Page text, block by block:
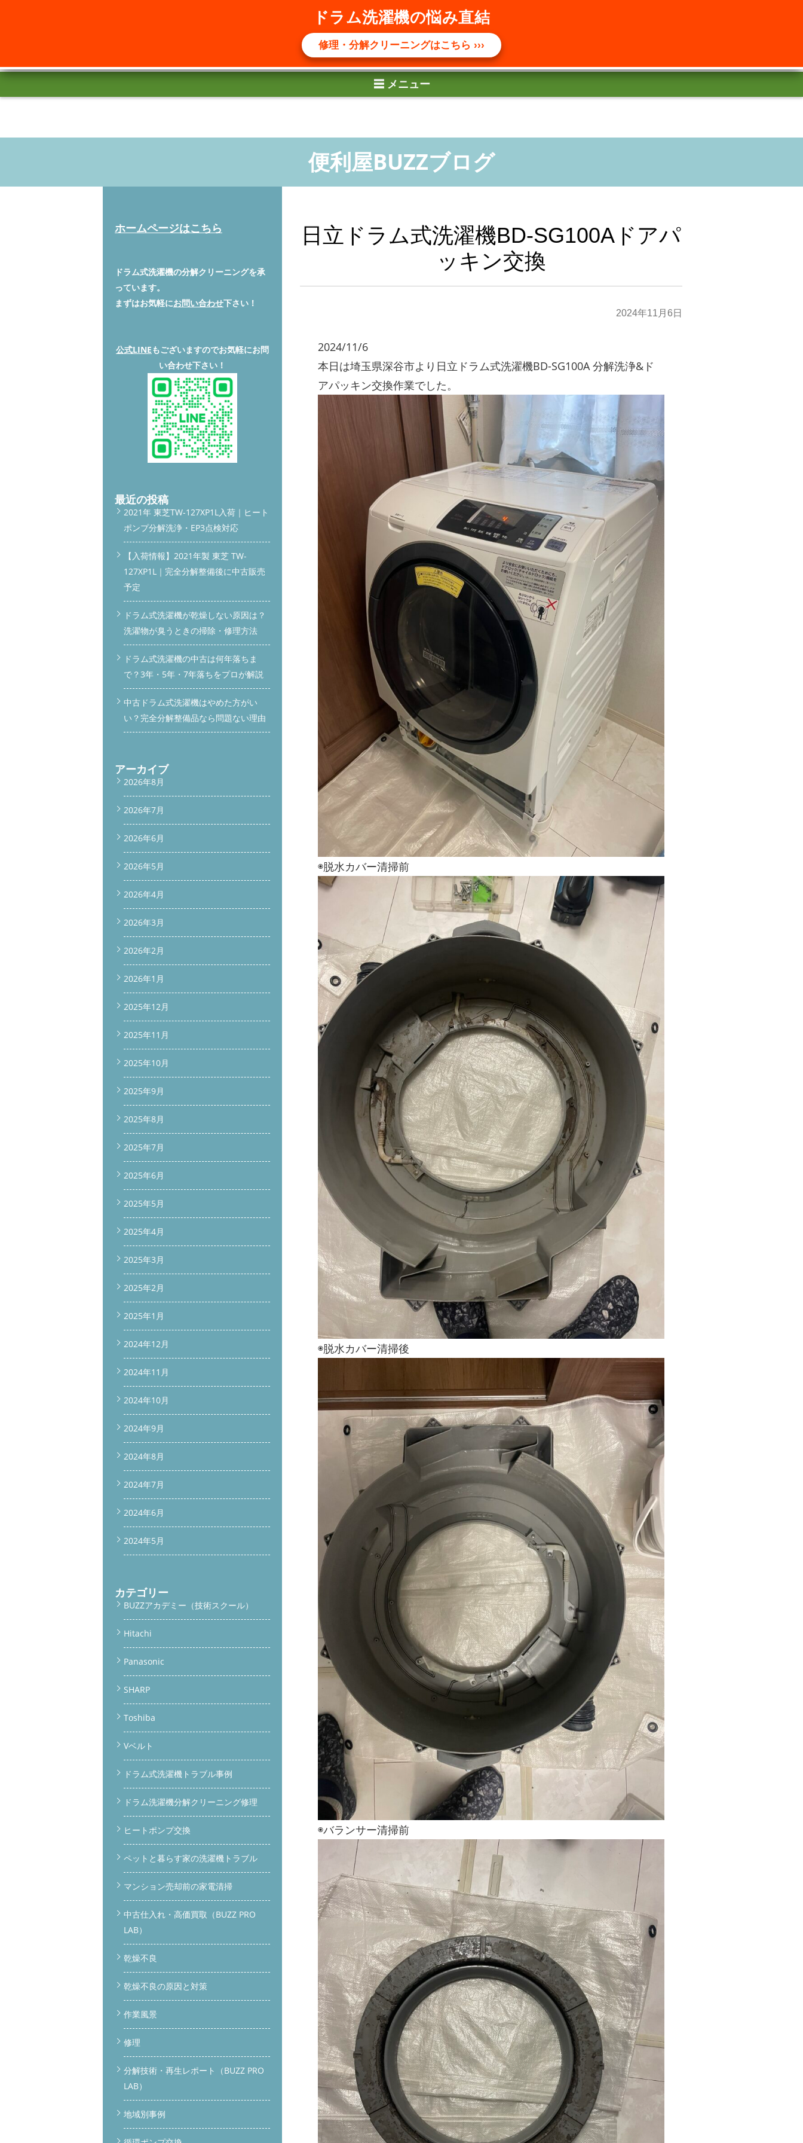
☰ メニュー
ドラム洗濯機の悩み直結
修理・分解クリーニングはこちら ›››
日立ドラム式洗濯機BD-SG100Aドアパ
ッキン交換
2024年11月6日
2024/11/6
本日は埼玉県深谷市より日立ドラム式洗濯機BD-SG100A 分解洗浄&ド
アパッキン交換作業でした。
◉脱水カバー清掃前
◉脱水カバー清掃後
◉バランサー清掃前
ホームページはこちら
ドラム式洗濯機の分解クリーニングを承
っています。
まずはお気軽にお問い合わせ下さい！
公式LINEもございますのでお気軽にお問
い合わせ下さい！
最近の投稿
2021年 東芝TW-127XP1L入荷｜ヒート
ポンプ分解洗浄・EP3点検対応
【入荷情報】2021年製 東芝 TW-
127XP1L｜完全分解整備後に中古販売
予定
ドラム式洗濯機が乾燥しない原因は？
洗濯物が臭うときの掃除・修理方法
ドラム式洗濯機の中古は何年落ちま
で？3年・5年・7年落ちをプロが解説
中古ドラム式洗濯機はやめた方がい
い？完全分解整備品なら問題ない理由
アーカイブ
2026年8月
2026年7月
2026年6月
2026年5月
2026年4月
2026年3月
2026年2月
2026年1月
2025年12月
2025年11月
2025年10月
2025年9月
2025年8月
2025年7月
2025年6月
2025年5月
2025年4月
2025年3月
2025年2月
2025年1月
2024年12月
2024年11月
2024年10月
2024年9月
2024年8月
2024年7月
2024年6月
2024年5月
カテゴリー
BUZZアカデミー（技術スクール）
Hitachi
Panasonic
SHARP
Toshiba
Vベルト
ドラム式洗濯機トラブル事例
ドラム洗濯機分解クリーニング修理
ヒートポンプ交換
ペットと暮らす家の洗濯機トラブル
マンション売却前の家電清掃
中古仕入れ・高価買取（BUZZ PRO
LAB）
乾燥不良
乾燥不良の原因と対策
作業風景
修理
分解技術・再生レポート（BUZZ PRO
LAB）
地域別事例